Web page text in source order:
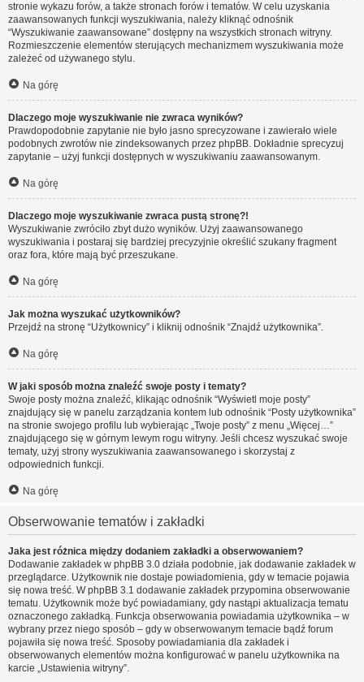
stronie wykazu forów, a także stronach forów i tematów. W celu uzyskania
zaawansowanych funkcji wyszukiwania, należy kliknąć odnośnik
“Wyszukiwanie zaawansowane” dostępny na wszystkich stronach witryny.
Rozmieszczenie elementów sterujących mechanizmem wyszukiwania może
zależeć od używanego stylu.
Na górę
Dlaczego moje wyszukiwanie nie zwraca wyników?
Prawdopodobnie zapytanie nie było jasno sprecyzowane i zawierało wiele
podobnych zwrotów nie zindeksowanych przez phpBB. Dokładnie sprecyzuj
zapytanie – użyj funkcji dostępnych w wyszukiwaniu zaawansowanym.
Na górę
Dlaczego moje wyszukiwanie zwraca pustą stronę?!
Wyszukiwanie zwróciło zbyt dużo wyników. Użyj zaawansowanego
wyszukiwania i postaraj się bardziej precyzyjnie określić szukany fragment
oraz fora, które mają być przeszukane.
Na górę
Jak można wyszukać użytkowników?
Przejdź na stronę “Użytkownicy” i kliknij odnośnik “Znajdź użytkownika”.
Na górę
W jaki sposób można znaleźć swoje posty i tematy?
Swoje posty można znaleźć, klikając odnośnik “Wyświetl moje posty”
znajdujący się w panelu zarządzania kontem lub odnośnik “Posty użytkownika”
na stronie swojego profilu lub wybierając „Twoje posty” z menu „Więcej…”
znajdującego się w górnym lewym rogu witryny. Jeśli chcesz wyszukać swoje
tematy, użyj strony wyszukiwania zaawansowanego i skorzystaj z
odpowiednich funkcji.
Na górę
Obserwowanie tematów i zakładki
Jaka jest różnica między dodaniem zakładki a obserwowaniem?
Dodawanie zakładek w phpBB 3.0 działa podobnie, jak dodawanie zakładek w
przeglądarce. Użytkownik nie dostaje powiadomienia, gdy w temacie pojawia
się nowa treść. W phpBB 3.1 dodawanie zakładek przypomina obserwowanie
tematu. Użytkownik może być powiadamiany, gdy nastąpi aktualizacja tematu
oznaczonego zakładką. Funkcja obserwowania powiadamia użytkownika – w
wybrany przez niego sposób – gdy w obserwowanym temacie bądź forum
pojawiła się nowa treść. Sposoby powiadamiania dla zakładek i
obserwowanych elementów można konfigurować w panelu użytkownika na
karcie „Ustawienia witryny”.